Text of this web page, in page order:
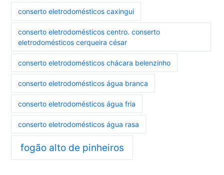
conserto eletrodomésticos caxingui
conserto eletrodomésticos centro. conserto
eletrodomésticos cerqueira césar
conserto eletrodomésticos chácara belenzinho
conserto eletrodomésticos água branca
conserto eletrodomésticos água fria
conserto eletrodomésticos água rasa
fogão alto de pinheiros